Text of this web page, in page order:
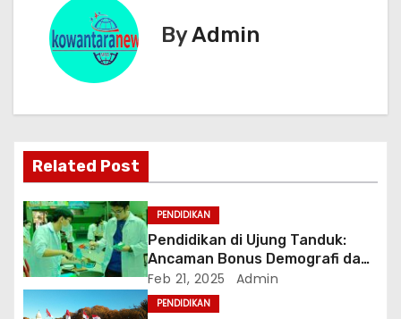
p
o
s
ByAdmin
Related Post
PENDIDIKAN
Pendidikan di Ujung Tanduk:
Ancaman Bonus Demografi dan
Pemangkasan Anggaran ?
Feb 21, 2025 Admin
PENDIDIKAN